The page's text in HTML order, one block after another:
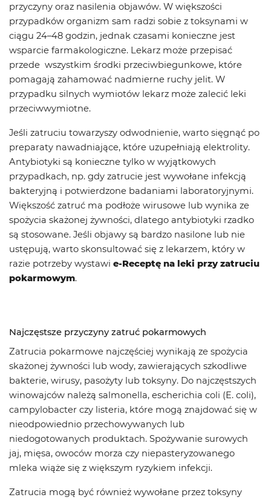
przyczyny oraz nasilenia objawów. W większości
przypadków organizm sam radzi sobie z toksynami w
ciągu 24–48 godzin, jednak czasami konieczne jest
wsparcie farmakologiczne. Lekarz może przepisać
przede wszystkim środki przeciwbiegunkowe, które
pomagają zahamować nadmierne ruchy jelit. W
przypadku silnych wymiotów lekarz może zalecić leki
przeciwwymiotne.
Jeśli zatruciu towarzyszy odwodnienie, warto sięgnąć po
preparaty nawadniające, które uzupełniają elektrolity.
Antybiotyki są konieczne tylko w wyjątkowych
przypadkach, np. gdy zatrucie jest wywołane infekcją
bakteryjną i potwierdzone badaniami laboratoryjnymi.
Większość zatruć ma podłoże wirusowe lub wynika ze
spożycia skażonej żywności, dlatego antybiotyki rzadko
są stosowane. Jeśli objawy są bardzo nasilone lub nie
ustępują, warto skonsultować się z lekarzem, który w
razie potrzeby wystawi e-Receptę na leki przy zatruciu
pokarmowym.
Najczęstsze przyczyny zatruć pokarmowych
Zatrucia pokarmowe najczęściej wynikają ze spożycia
skażonej żywności lub wody, zawierających szkodliwe
bakterie, wirusy, pasożyty lub toksyny. Do najczęstszych
winowajców należą salmonella, escherichia coli (E. coli),
campylobacter czy listeria, które mogą znajdować się w
nieodpowiednio przechowywanych lub
niedogotowanych produktach. Spożywanie surowych
jaj, mięsa, owoców morza czy niepasteryzowanego
mleka wiąże się z większym ryzykiem infekcji.
Zatrucia mogą być również wywołane przez toksyny